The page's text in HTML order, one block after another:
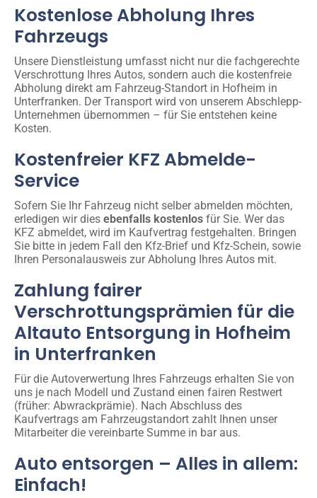
Kostenlose Abholung Ihres
Fahrzeugs
Unsere Dienstleistung umfasst nicht nur die fachgerechte
Verschrottung Ihres Autos, sondern auch die kostenfreie
Abholung direkt am Fahrzeug-Standort in Hofheim in
Unterfranken. Der Transport wird von unserem Abschlepp-
Unternehmen übernommen – für Sie entstehen keine
Kosten.
Kostenfreier KFZ Abmelde-
Service
Sofern Sie Ihr Fahrzeug nicht selber abmelden möchten,
erledigen wir dies ebenfalls kostenlos für Sie. Wer das
KFZ abmeldet, wird im Kaufvertrag festgehalten. Bringen
Sie bitte in jedem Fall den Kfz-Brief und Kfz-Schein, sowie
Ihren Personalausweis zur Abholung Ihres Autos mit.
Zahlung fairer
Verschrottungsprämien für die
Altauto Entsorgung in Hofheim
in Unterfranken
Für die Autoverwertung Ihres Fahrzeugs erhalten Sie von
uns je nach Modell und Zustand einen fairen Restwert
(früher: Abwrackprämie). Nach Abschluss des
Kaufvertrags am Fahrzeugstandort zahlt Ihnen unser
Mitarbeiter die vereinbarte Summe in bar aus.
Auto entsorgen – Alles in allem:
Einfach!